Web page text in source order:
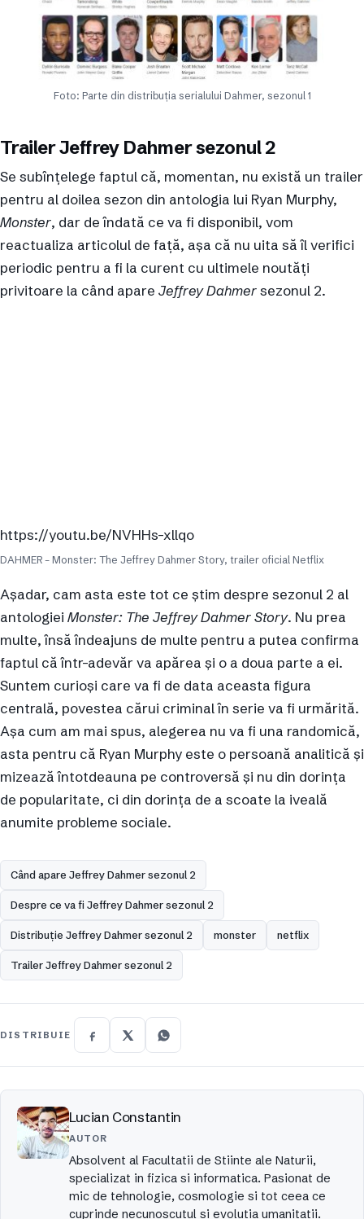
Foto: Parte din distribuția serialului Dahmer, sezonul 1
Trailer Jeffrey Dahmer sezonul 2
Se subînțelege faptul că, momentan, nu există un trailer
pentru al doilea sezon din antologia lui Ryan Murphy,
Monster, dar de îndată ce va fi disponibil, vom
reactualiza articolul de față, așa că nu uita să îl verifici
periodic pentru a fi la curent cu ultimele noutăți
privitoare la când apare Jeffrey Dahmersezonul 2.
https://youtu.be/NVHHs-xllqo
DAHMER – Monster: The Jeffrey Dahmer Story, trailer oficial Netflix
Așadar, cam asta este tot ce știm despre sezonul 2 al
antologiei Monster: The Jeffrey Dahmer Story. Nu prea
multe, însă îndeajuns de multe pentru a putea confirma
faptul că într-adevăr va apărea și o a doua parte a ei.
Suntem curioși care va fi de data aceasta figura
centrală, povestea cărui criminal în serie va fi urmărită.
Așa cum am mai spus, alegerea nu va fi una randomică,
asta pentru că Ryan Murphy este o persoană analitică și
mizează întotdeauna pe controversă și nu din dorința
de popularitate, ci din dorința de a scoate la iveală
anumite probleme sociale.
Când apare Jeffrey Dahmer sezonul 2
Despre ce va fi Jeffrey Dahmer sezonul 2
Distribuție Jeffrey Dahmer sezonul 2 monster netflix
Trailer Jeffrey Dahmer sezonul 2
DISTRIBUIE
Lucian Constantin
AUTOR
Absolvent al Facultatii de Stiinte ale Naturii,
specializat in fizica si informatica. Pasionat de
mic de tehnologie, cosmologie si tot ceea ce
cuprinde necunoscutul si evolutia umanitatii.